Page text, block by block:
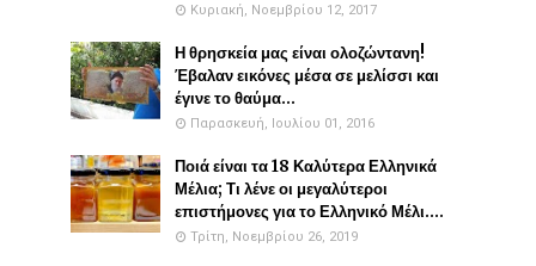
Κυριακή, Νοεμβρίου 12, 2017
Η θρησκεία μας είναι ολοζώντανη!
Έβαλαν εικόνες μέσα σε μελίσσι και
έγινε το θαύμα...
Παρασκευή, Ιουλίου 01, 2016
Ποιά είναι τα 18 Καλύτερα Ελληνικά
Μέλια; Τι λένε οι μεγαλύτεροι
επιστήμονες για το Ελληνικό Μέλι....
Τρίτη, Νοεμβρίου 26, 2019